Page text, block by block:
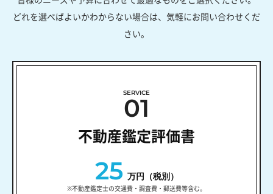
どれを選べばよいかわからない場合は、気軽にお問い合わせくだ
さい。
SERVICE
01
不動産鑑定評価書
25 万円（税別）
※不動産鑑定士の交通費・調査費・郵送費等含む。